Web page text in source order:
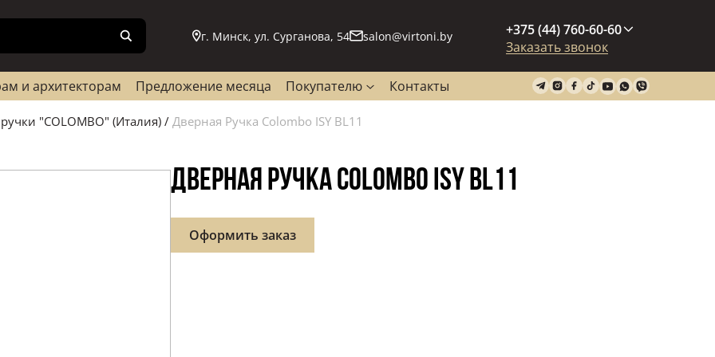
г. Минск, ул. Сурганова, 54 salon@virtoni.by
+375 (44) 760-60-60
Заказать звонок
и архитекторам Предложение месяца Покупателю Контакты
"COLOMBO" (Италия) / Дверная Ручка Colombo ISY BL11
ДВЕРНАЯ РУЧКА COLOMBO ISY BL11
Оформить заказ